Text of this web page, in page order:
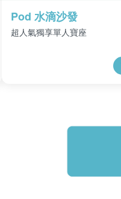
Pod 水滴沙發
超人氣獨享單人寶座